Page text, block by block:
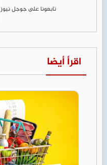
تابعونا على جوجل نيوز
اقرأ أيضا